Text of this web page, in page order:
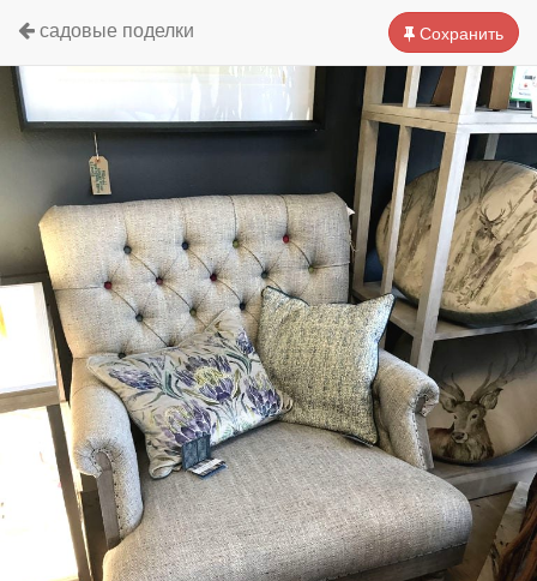
Сохранить
садовые поделки